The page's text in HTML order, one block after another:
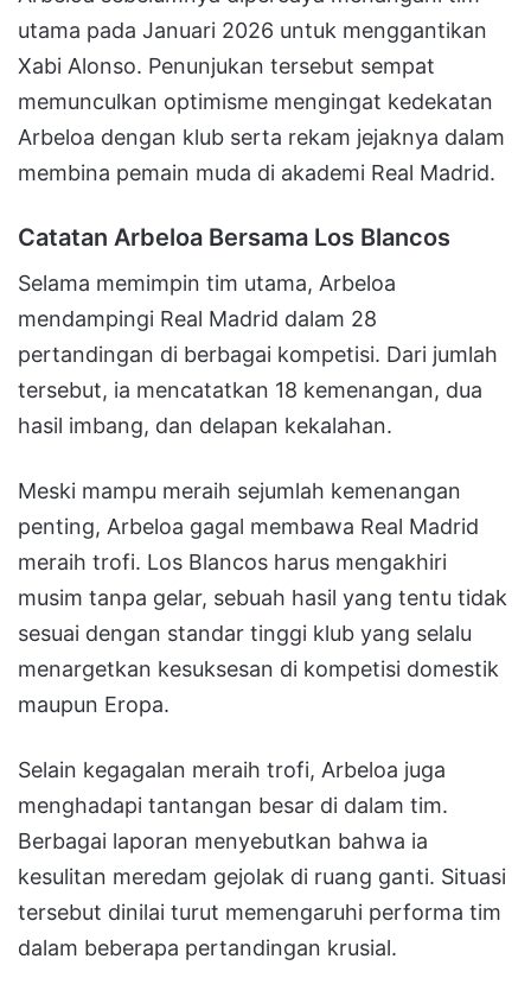
utama pada Januari 2026 untuk menggantikan
Xabi Alonso. Penunjukan tersebut sempat
memunculkan optimisme mengingat kedekatan
Arbeloa dengan klub serta rekam jejaknya dalam
membina pemain muda di akademi Real Madrid.
Catatan Arbeloa Bersama Los Blancos
Selama memimpin tim utama, Arbeloa
mendampingi Real Madrid dalam 28
pertandingan di berbagai kompetisi. Dari jumlah
tersebut, ia mencatatkan 18 kemenangan, dua
hasil imbang, dan delapan kekalahan.
Meski mampu meraih sejumlah kemenangan
penting, Arbeloa gagal membawa Real Madrid
meraih trofi. Los Blancos harus mengakhiri
musim tanpa gelar, sebuah hasil yang tentu tidak
sesuai dengan standar tinggi klub yang selalu
menargetkan kesuksesan di kompetisi domestik
maupun Eropa.
Selain kegagalan meraih trofi, Arbeloa juga
menghadapi tantangan besar di dalam tim.
Berbagai laporan menyebutkan bahwa ia
kesulitan meredam gejolak di ruang ganti. Situasi
tersebut dinilai turut memengaruhi performa tim
dalam beberapa pertandingan krusial.